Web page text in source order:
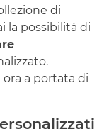
di
la possibilità di
ora a portata di